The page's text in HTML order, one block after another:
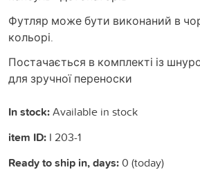
Футляр може бути виконаний в
кольорі.
Постачається в комплекті із
для зручної переноски
In stock:Available in stock
item ID: I 203-1
Ready to ship in, days:0 (today)